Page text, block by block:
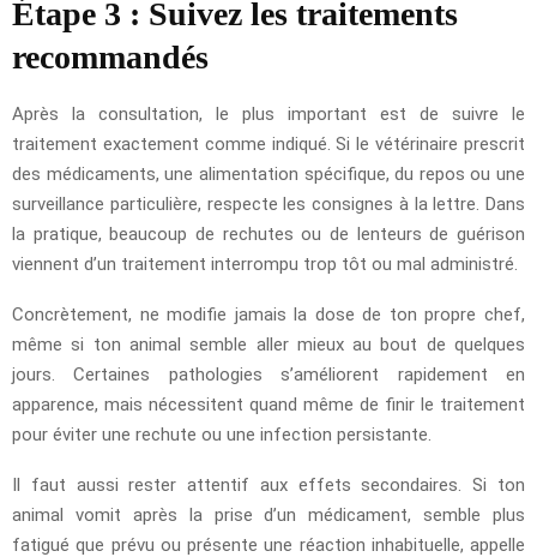
Étape 3 : Suivez les traitements
recommandés
Après la consultation, le plus important est de suivre le
traitement exactement comme indiqué. Si le vétérinaire prescrit
des médicaments, une alimentation spécifique, du repos ou une
surveillance particulière, respecte les consignes à la lettre. Dans
la pratique, beaucoup de rechutes ou de lenteurs de guérison
viennent d’un traitement interrompu trop tôt ou mal administré.
Concrètement, ne modifie jamais la dose de ton propre chef,
même si ton animal semble aller mieux au bout de quelques
jours. Certaines pathologies s’améliorent rapidement en
apparence, mais nécessitent quand même de finir le traitement
pour éviter une rechute ou une infection persistante.
Il faut aussi rester attentif aux effets secondaires. Si ton
animal vomit après la prise d’un médicament, semble plus
fatigué que prévu ou présente une réaction inhabituelle, appelle